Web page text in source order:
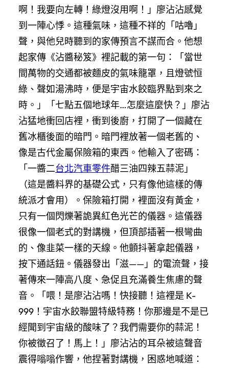
啊！我要向左轉！綠燈沒用啊！」廖沾沾感覺
到一陣心悸。這種氣味，這種不祥的「咕嚕」
聲，與他兒時聽到的家傳預言不謀而合。他想
起家傳《沾醬秘笈》裡記載的第一句：「當世
間萬物的交通都被麵皮的氣味籠罩，且燈號恒
綠、聲如湯沸時，便是宇宙水餃臨界點到來之
時。」「七點五個地球年…怎麼這麼快？」廖沾
沾猛地衝回店裡，衝到後廚，打開了一個藏在
舊冰櫃後面的暗門。暗門裡放著一個老舊的、
像是古代金屬保險箱的東西。他輸入了密碼：
「一醬二台北汽車零件醋三油四辣五蒜泥」
（這是醬料界的基礎公式，只有像他這樣的傳
統派才會用）。保險箱打開，裡面沒有黃金，
只有一個閃爍著詭異紅色光芒的儀器。這儀器
很像一個老式的對講機，但頂部插著一根彎曲
的、像韭菜一樣的天線。他顫抖著拿起儀器，
按下通話鈕。儀器發出「滋——」的電流聲，接
著傳來一陣高八度、急促且充滿養生焦慮的聲
音。「喂！是廖沾沾嗎！快接聽！這裡是 K-
999！宇宙水餃聯盟特級特務！你那邊是不是已
經聞到宇宙級的酸味了？我們需要你的蒜泥！
你被徵召了！馬上！」廖沾沾的耳朵被這聲音
震得嗡嗡作響，他捏著對講機，困惑地喊道：